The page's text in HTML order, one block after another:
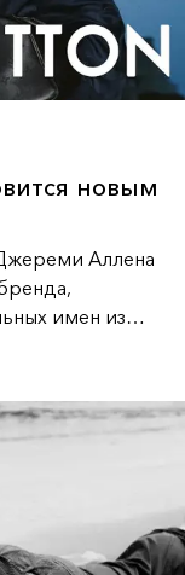
новым
Аллена
имен из